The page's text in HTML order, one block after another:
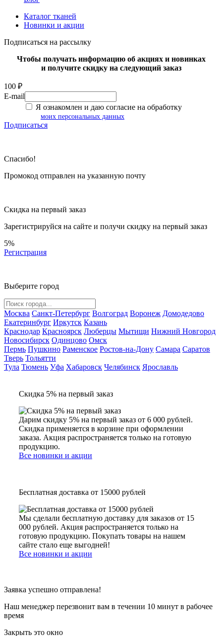
Каталог тканей
Новинки и акции
Подписаться на рассылку
Чтобы получать информацию об акциях и новинках
и получите скидку на следующий заказ
100 ₽
E-mail
Я ознакомлен и даю согласие на обработку
моих персональных данных
Подписаться
Спасибо!
Промокод отправлен на указанную почту
Скидка на первый заказ
Зарегистрируйся на сайте и получи скидку на первый заказ
5%
Регистрация
Выберите город
Москва Санкт-Петербург Волгоград Воронеж Домодедово
Екатеринбург Иркутск Казань
Краснодар Красноярск Люберцы Мытищи Нижний Новгород
Новосибирск Одинцово Омск
Пермь Пушкино Раменское Ростов-на-Дону Самара Саратов
Тверь Тольятти
Тула Тюмень Уфа Хабаровск Челябинск Ярославль
Скидка 5% на первый заказ
Дарим скидку 5% на первый заказ от 6 000 рублей.
Скидка применяется в корзине при оформлении
заказа. Акция распространяется только на готовую
продукцию.
Все новинки и акции
Бесплатная доставка от 15000 рублей
Мы сделали бесплатную доставку для заказов от 15
000 рублей. Акция распространяется только на
готовую продукцию. Покупать товары на нашем
сайте стало еще выгодней!
Все новинки и акции
Заявка успешно отправлена!
Наш менеджер перезвонит вам в течении 10 минут в рабочее
время
Закрыть это окно